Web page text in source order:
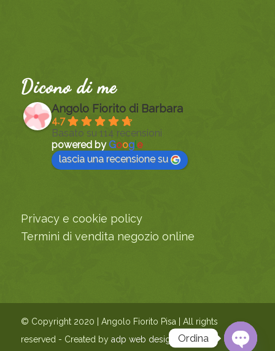
Dicono di me
Angolo Fiorito di Barbara
4.7
Basato su 114 recensioni
powered byGoogle
lascia una recensione su
Privacy e cookie policy
Termini di vendita negozio online
© Copyright 2020 | Angolo Fiorito Pisa | All rights
reserved - Created byadp web design Ordina